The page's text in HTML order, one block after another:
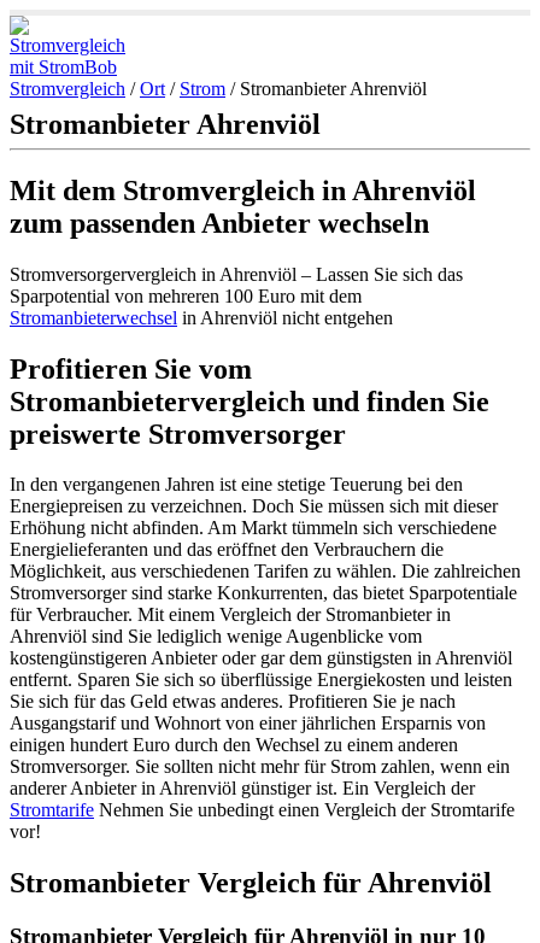
Stromvergleich /Ort / Strom / Stromanbieter Ahrenviöl
Stromanbieter Ahrenviöl
Mit dem Stromvergleich in Ahrenviöl
zum passenden Anbieter wechseln
Stromversorgervergleich in Ahrenviöl – Lassen Sie sich das
Sparpotential von mehreren 100 Euro mit dem
Stromanbieterwechsel in Ahrenviöl nicht entgehen
Profitieren Sie vom
Stromanbietervergleich und finden Sie
preiswerte Stromversorger
In den vergangenen Jahren ist eine stetige Teuerung bei den
Energiepreisen zu verzeichnen. Doch Sie müssen sich mit dieser
Erhöhung nicht abfinden. Am Markt tümmeln sich verschiedene
Energielieferanten und das eröffnet den Verbrauchern die
Möglichkeit, aus verschiedenen Tarifen zu wählen. Die zahlreichen
Stromversorger sind starke Konkurrenten, das bietet Sparpotentiale
für Verbraucher. Mit einem Vergleich der Stromanbieter in
Ahrenviöl sind Sie lediglich wenige Augenblicke vom
kostengünstigeren Anbieter oder gar dem günstigsten in Ahrenviöl
entfernt. Sparen Sie sich so überflüssige Energiekosten und leisten
Sie sich für das Geld etwas anderes. Profitieren Sie je nach
Ausgangstarif und Wohnort von einer jährlichen Ersparnis von
einigen hundert Euro durch den Wechsel zu einem anderen
Stromversorger. Sie sollten nicht mehr für Strom zahlen, wenn ein
anderer Anbieter in Ahrenviöl günstiger ist. Ein Vergleich der
Stromtarife Nehmen Sie unbedingt einen Vergleich der Stromtarife
vor!
Stromanbieter Vergleich für Ahrenviöl
Stromanbieter Vergleich für Ahrenviöl in nur 10